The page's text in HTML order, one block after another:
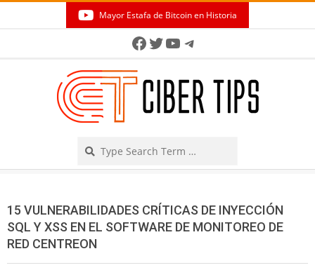
Mayor Estafa de Bitcoin en Historia
Facebook
Twitter
YouTube
Telegram
15 VULNERABILIDADES CRÍTICAS DE INYECCIÓN
SQL Y XSS EN EL SOFTWARE DE MONITOREO DE
RED CENTREON